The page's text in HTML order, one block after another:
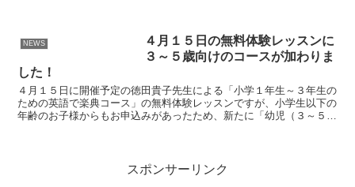
NEWS
４月１５日の無料体験レッスンに
３～５歳向けのコースが加わりま
した！
４月１５日に開催予定の徳田貴子先生による「小学１年生～３年生の
ための英語で楽典コース」の無料体験レッスンですが、小学生以下の
年齢のお子様からもお申込みがあったため、新たに「幼児（３～５
スポンサーリンク